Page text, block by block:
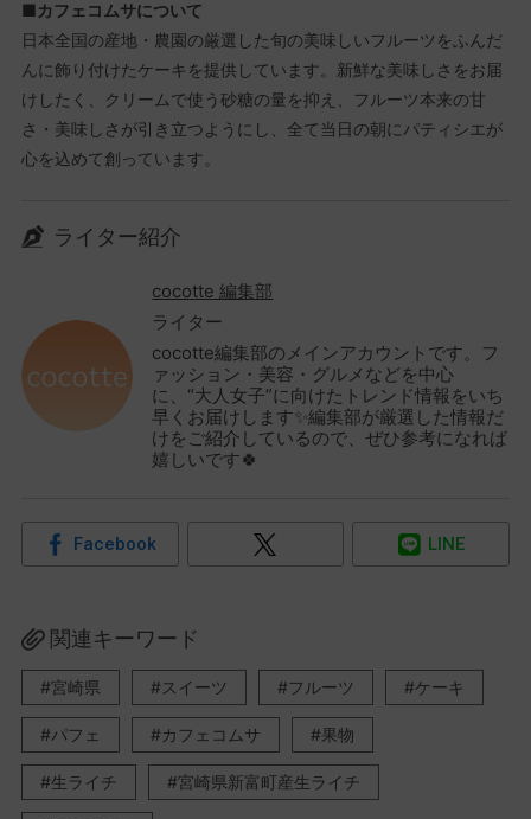
■カフェコムサについて
日本全国の産地・農園の厳選した旬の美味しいフルーツをふんだ
んに飾り付けたケーキを提供しています。新鮮な美味しさをお届
けしたく、クリームで使う砂糖の量を抑え、フルーツ本来の甘
さ・美味しさが引き立つようにし、全て当日の朝にパティシエが
心を込めて創っています。
ライター紹介
cocotte 編集部
ライター
cocotte編集部のメインアカウントです。フ
ァッション・美容・グルメなどを中心
に、“大人女子”に向けたトレンド情報をいち
早くお届けします✨編集部が厳選した情報だ
けをご紹介しているので、ぜひ参考になれば
嬉しいです🍀
Facebook LINE
関連キーワード
宮崎県 スイーツ フルーツ ケーキ
パフェ カフェコムサ 果物
生ライチ 宮崎県新富町産生ライチ